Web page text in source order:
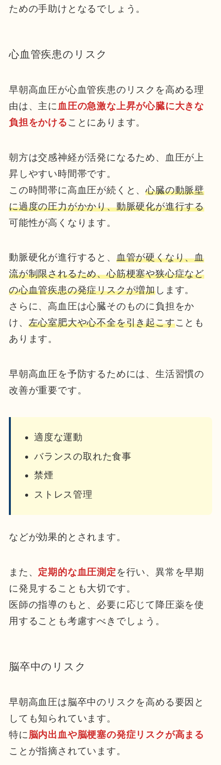
ための手助けとなるでしょう。
心血管疾患のリスク
早朝高血圧が心血管疾患のリスクを高める理
由は、主に 血圧の急激な上昇が心臓に大きな
負担をかけることにあります。
朝方は交感神経が活発になるため、血圧が上
昇しやすい時間帯です。
この時間帯に高血圧が続くと、心臓の動脈壁
に過度の圧力がかかり、動脈硬化が進行する
可能性が高くなります。
動脈硬化が進行すると、 血管が硬くなり、血
流が制限されるため、心筋梗塞や狭心症など
の心血管疾患の発症リスクが増加します。
さらに、高血圧は心臓そのものに負担をか
け、 左心室肥大や心不全を引き起こすことも
あります。
早朝高血圧を予防するためには、生活習慣の
改善が重要です。
適度な運動
バランスの取れた食事
禁煙
ストレス管理
などが効果的とされます。
また、 定期的な血圧測定を行い、異常を早期
に発見することも大切です。
医師の指導のもと、必要に応じて降圧薬を使
用することも考慮すべきでしょう。
脳卒中のリスク
早朝高血圧は脳卒中のリスクを高める要因と
しても知られています。
特に脳内出血や脳梗塞の発症リスクが高まる
ことが指摘されています。